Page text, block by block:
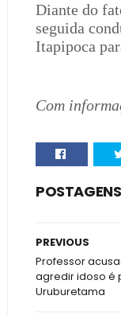
Diante do
seguida
Itapipoca
Com
PREVIOUS
Professor
agredir idoso é
Uruburetama